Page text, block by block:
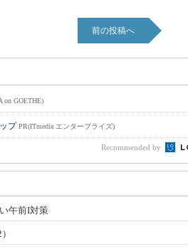
前の投稿へ
on GOETHE)
プPR(ITmedia エンタープライズ)
Recommended by
午前I対策